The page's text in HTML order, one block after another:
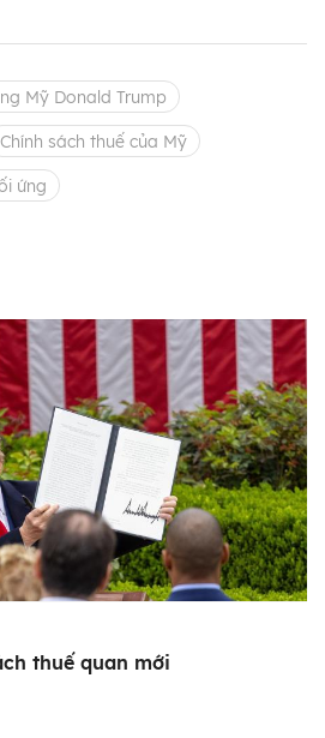
Mỹ Donald Trump
Chính sách thuế của Mỹ
ứng
thuế quan mới